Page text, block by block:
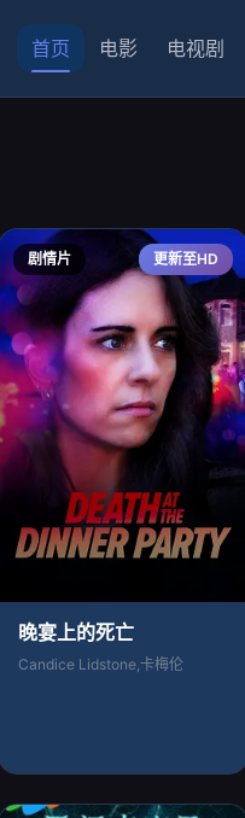
首页 电影 电视剧
剧情片 更新至HD
晚宴上的死亡
Candice Lidstone,卡梅伦